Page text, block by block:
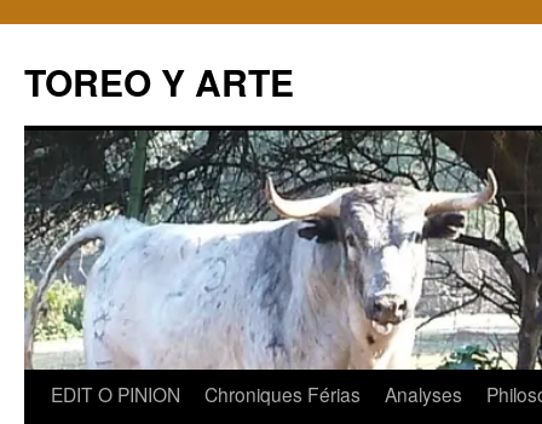
TOREO Y ARTE
Aller
EDIT O PINION Chroniques Férias Analyses